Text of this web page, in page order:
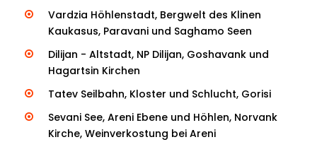
Vardzia Höhlenstadt, Bergwelt des Klinen
Kaukasus, Paravani und Saghamo Seen
Dilijan - Altstadt, NP Dilijan, Goshavank und
Hagartsin Kirchen
Tatev Seilbahn, Kloster und Schlucht, Gorisi
Sevani See, Areni Ebene und Höhlen, Norvank
Kirche, Weinverkostung bei Areni